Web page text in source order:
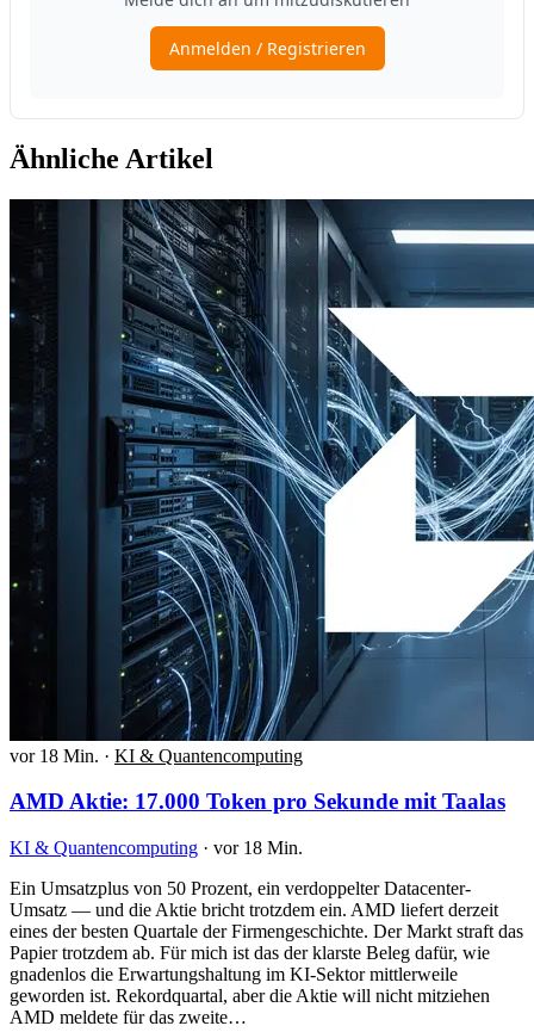
Ähnliche Artikel
vor 18 Min. · KI & Quantencomputing
AMD Aktie: 17.000 Token pro Sekunde mit Taalas
KI & Quantencomputing · vor 18 Min.
Ein Umsatzplus von 50 Prozent, ein verdoppelter Datacenter-
Umsatz — und die Aktie bricht trotzdem ein. AMD liefert derzeit
eines der besten Quartale der Firmengeschichte. Der Markt straft das
Papier trotzdem ab. Für mich ist das der klarste Beleg dafür, wie
gnadenlos die Erwartungshaltung im KI-Sektor mittlerweile
geworden ist. Rekordquartal, aber die Aktie will nicht mitziehen
AMD meldete für das zweite…